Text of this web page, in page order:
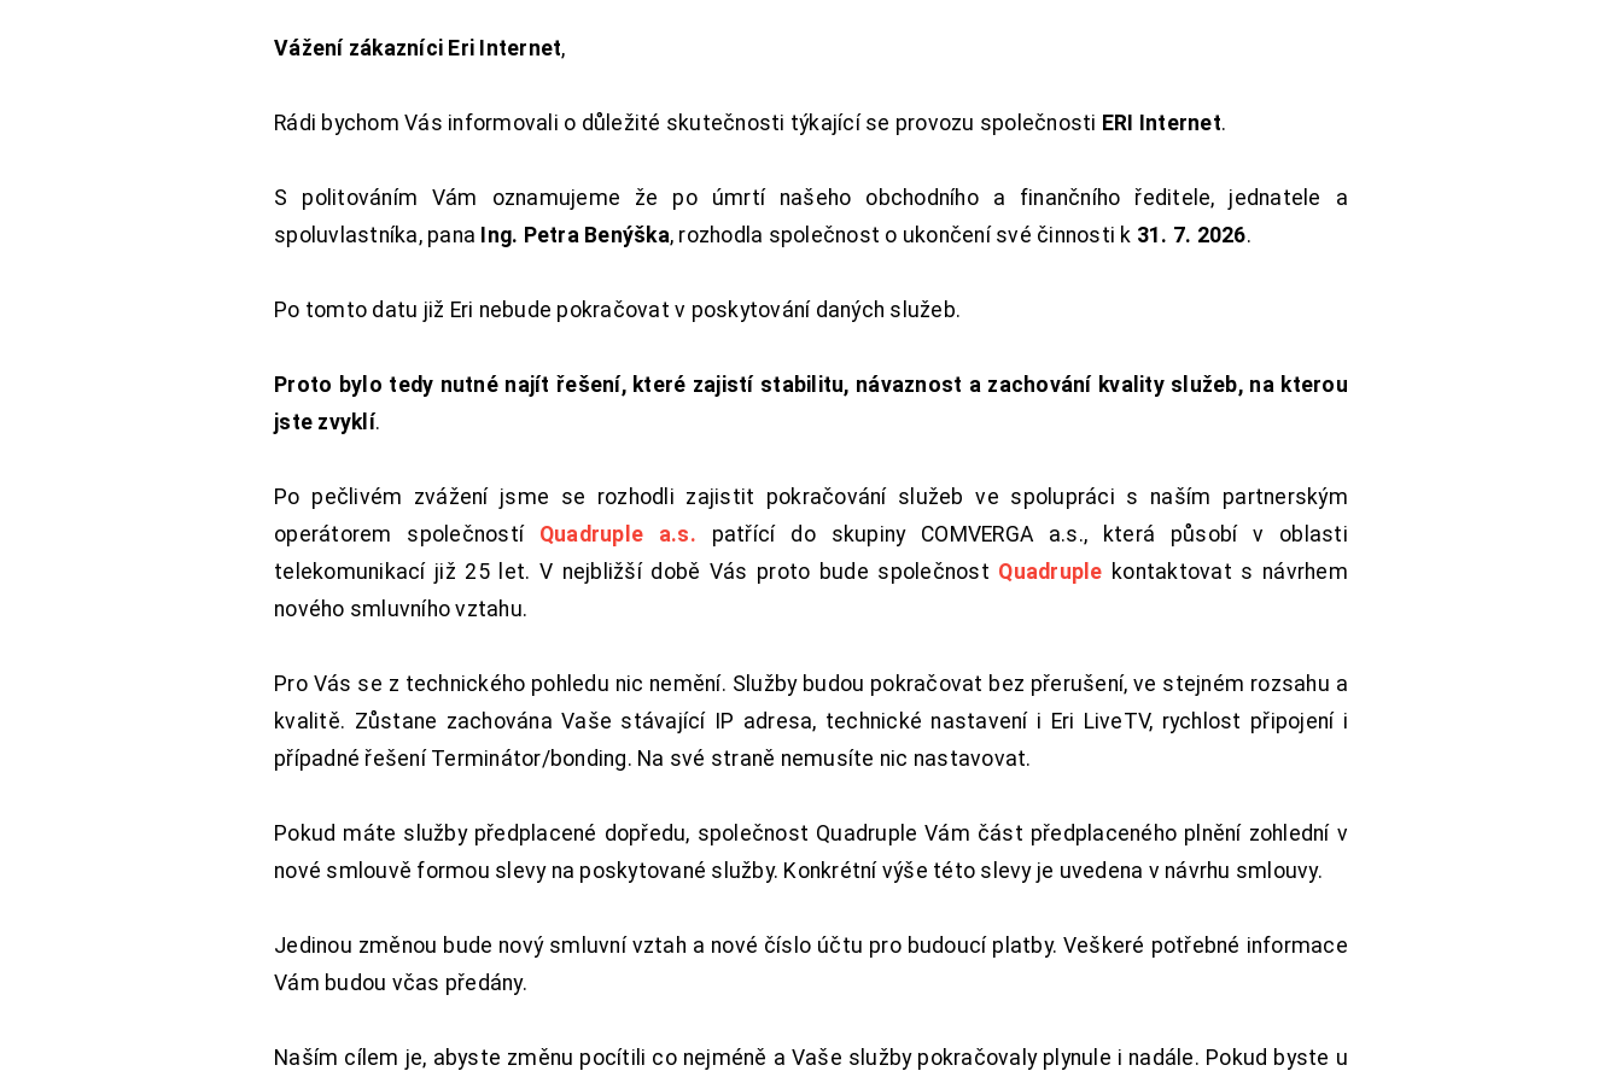
Vážení zákazníci Eri Internet,
Rádi bychom Vás informovali o důležité skutečnosti týkající se provozu společnosti ERI Internet.
S politováním Vám oznamujeme že po úmrtí našeho obchodního a finančního ředitele, jednatele a
spoluvlastníka, pana Ing. Petra Benýška, rozhodla společnost o ukončení své činnosti k 31. 7. 2026.
Po tomto datu již Eri nebude pokračovat v poskytování daných služeb.
Proto bylo tedy nutné najít řešení, které zajistí stabilitu, návaznost a zachování kvality služeb, na kterou
jste zvyklí.
Po pečlivém zvážení jsme se rozhodli zajistit pokračování služeb ve spolupráci s naším partnerským
operátorem společností Quadruple a.s. patřící do skupiny COMVERGA a.s., která působí v oblasti
telekomunikací již 25 let. V nejbližší době Vás proto bude společnost Quadruple kontaktovat s návrhem
nového smluvního vztahu.
Pro Vás se z technického pohledu nic nemění. Služby budou pokračovat bez přerušení, ve stejném rozsahu a
kvalitě. Zůstane zachována Vaše stávající IP adresa, technické nastavení i Eri LiveTV, rychlost připojení i
případné řešení Terminátor/bonding. Na své straně nemusíte nic nastavovat.
Pokud máte služby předplacené dopředu, společnost Quadruple Vám část předplaceného plnění zohlední v
nové smlouvě formou slevy na poskytované služby. Konkrétní výše této slevy je uvedena v návrhu smlouvy.
Jedinou změnou bude nový smluvní vztah a nové číslo účtu pro budoucí platby. Veškeré potřebné informace
Vám budou včas předány.
Naším cílem je, abyste změnu pocítili co nejméně a Vaše služby pokračovaly plynule i nadále. Pokud byste u